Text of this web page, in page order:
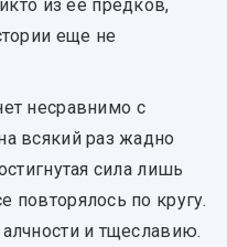
из ее предков,
еще не
несравнимо с
всякий раз жадно
сила лишь
повторялось по кругу.
и тщеславию.